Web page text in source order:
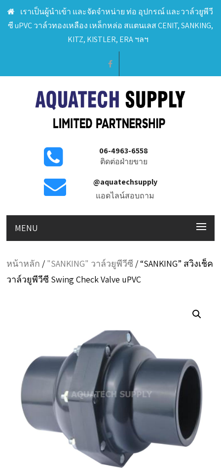
เราเป็นผู้นำเข้า และจัดจำหน่าย ท่อ อุปกรณ์ และวาล์วยูพีวี
ซี uPVC วาล์วทองเหลือง เหล็กหล่อ สแตนเลส CENIT, SANKING,
KITZ, KISTLER, ERA ฯลฯ
06-4963-6558
ติดต่อฝ่ายขาย
@aquatechsupply
แอดไลน์สอบถาม
MENU
หน้าหลัก / "SANKING" วาล์วยูพีวีซี / “SANKING” สวิงเช็ค
วาล์วยูพีวีซี Swing Check Valve uPVC